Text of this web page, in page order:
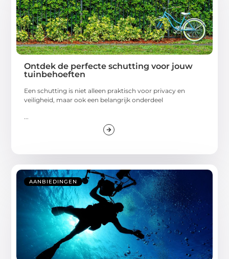
Ontdek de perfecte schutting voor jouw
tuinbehoeften
Een schutting is niet alleen praktisch voor privacy en
veiligheid, maar ook een belangrijk onderdeel
AANBIEDINGEN